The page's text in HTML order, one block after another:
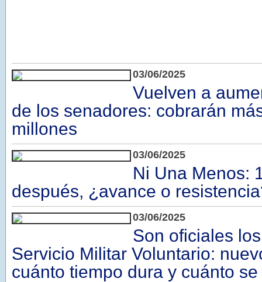
03/06/2025
Vuelven a
de los senadores: cobrarán
millones
03/06/2025
Ni Una Menos:
después, ¿avance o
03/06/2025
Son oficiales
Servicio Militar Voluntario:
cuánto tiempo dura y cuánto